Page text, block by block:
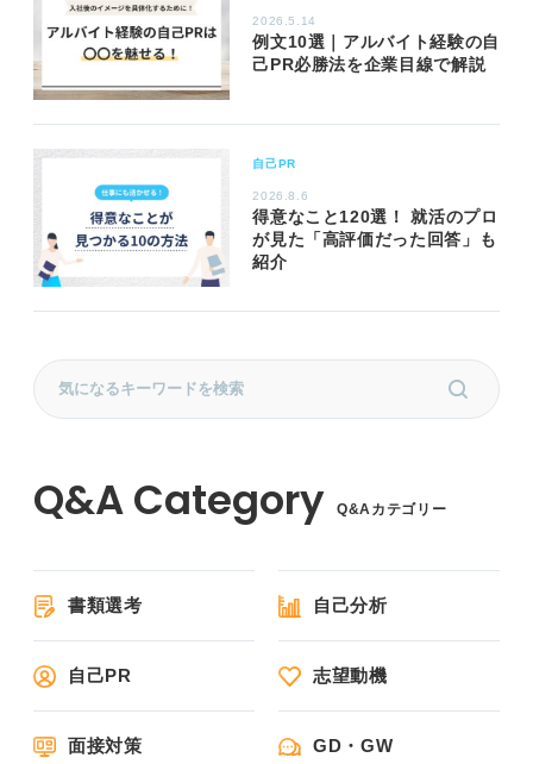
2026.5.14
例文10選｜アルバイト経験の自
己PR必勝法を企業目線で解説
自己PR
2026.8.6
得意なこと120選！ 就活のプロ
が見た「高評価だった回答」も
紹介
Q&Aカテゴリー
書類選考 自己分析
自己PR 志望動機
面接対策 GD・GW